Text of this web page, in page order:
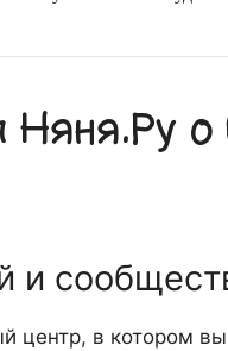
о
и
центр, в котором